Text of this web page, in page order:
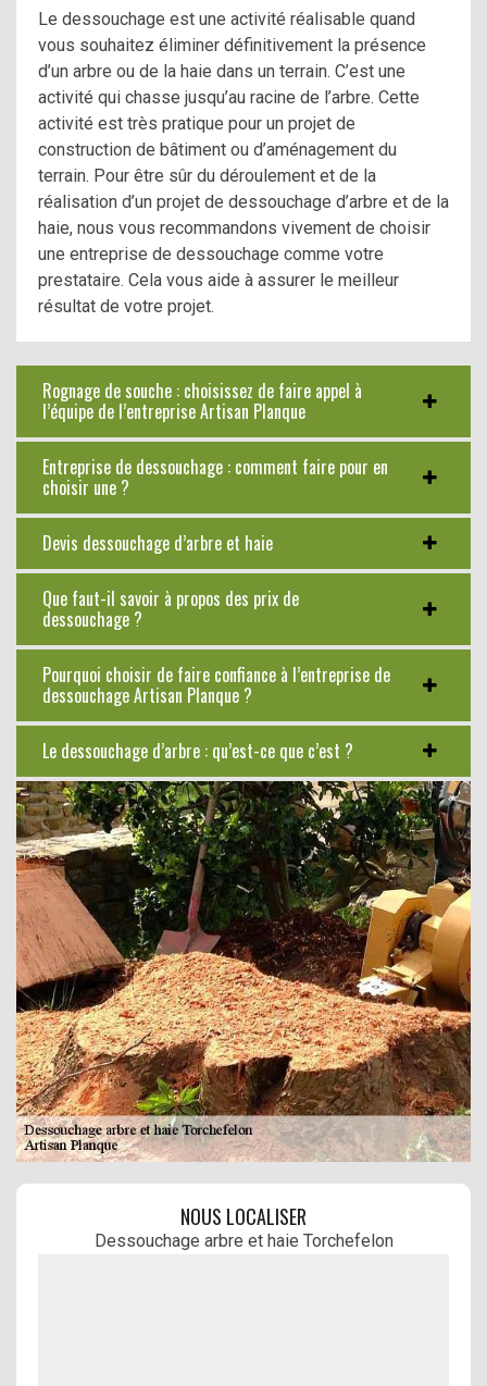
Le dessouchage est une activité réalisable quand
vous souhaitez éliminer définitivement la présence
d’un arbre ou de la haie dans un terrain. C’est une
activité qui chasse jusqu’au racine de l’arbre. Cette
activité est très pratique pour un projet de
construction de bâtiment ou d’aménagement du
terrain. Pour être sûr du déroulement et de la
réalisation d’un projet de dessouchage d’arbre et de la
haie, nous vous recommandons vivement de choisir
une entreprise de dessouchage comme votre
prestataire. Cela vous aide à assurer le meilleur
résultat de votre projet.
Rognage de souche : choisissez de faire appel à
l’équipe de l’entreprise Artisan Planque
Entreprise de dessouchage : comment faire pour en
choisir une ?
Devis dessouchage d’arbre et haie
Que faut-il savoir à propos des prix de
dessouchage ?
Pourquoi choisir de faire confiance à l’entreprise de
dessouchage Artisan Planque ?
Le dessouchage d’arbre : qu’est-ce que c’est ?
NOUS LOCALISER
Dessouchage arbre et haie Torchefelon